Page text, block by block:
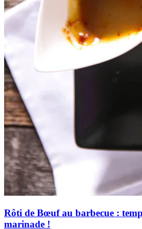
Rôti de Bœuf au barbecue :
marinade !